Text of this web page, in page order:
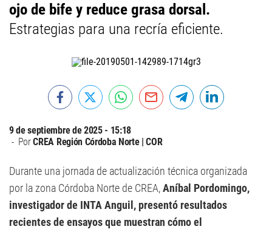
ojo de bife y reduce grasa dorsal.
Estrategias para una recría eficiente.
9 de septiembre de 2025 - 15:18
PorCREA Región Córdoba Norte | COR
Durante una jornada de actualización técnica organizada
por la zona Córdoba Norte de CREA,Aníbal Pordomingo,
investigador de INTA Anguil, presentó resultados
recientes de ensayos que muestran cómo el